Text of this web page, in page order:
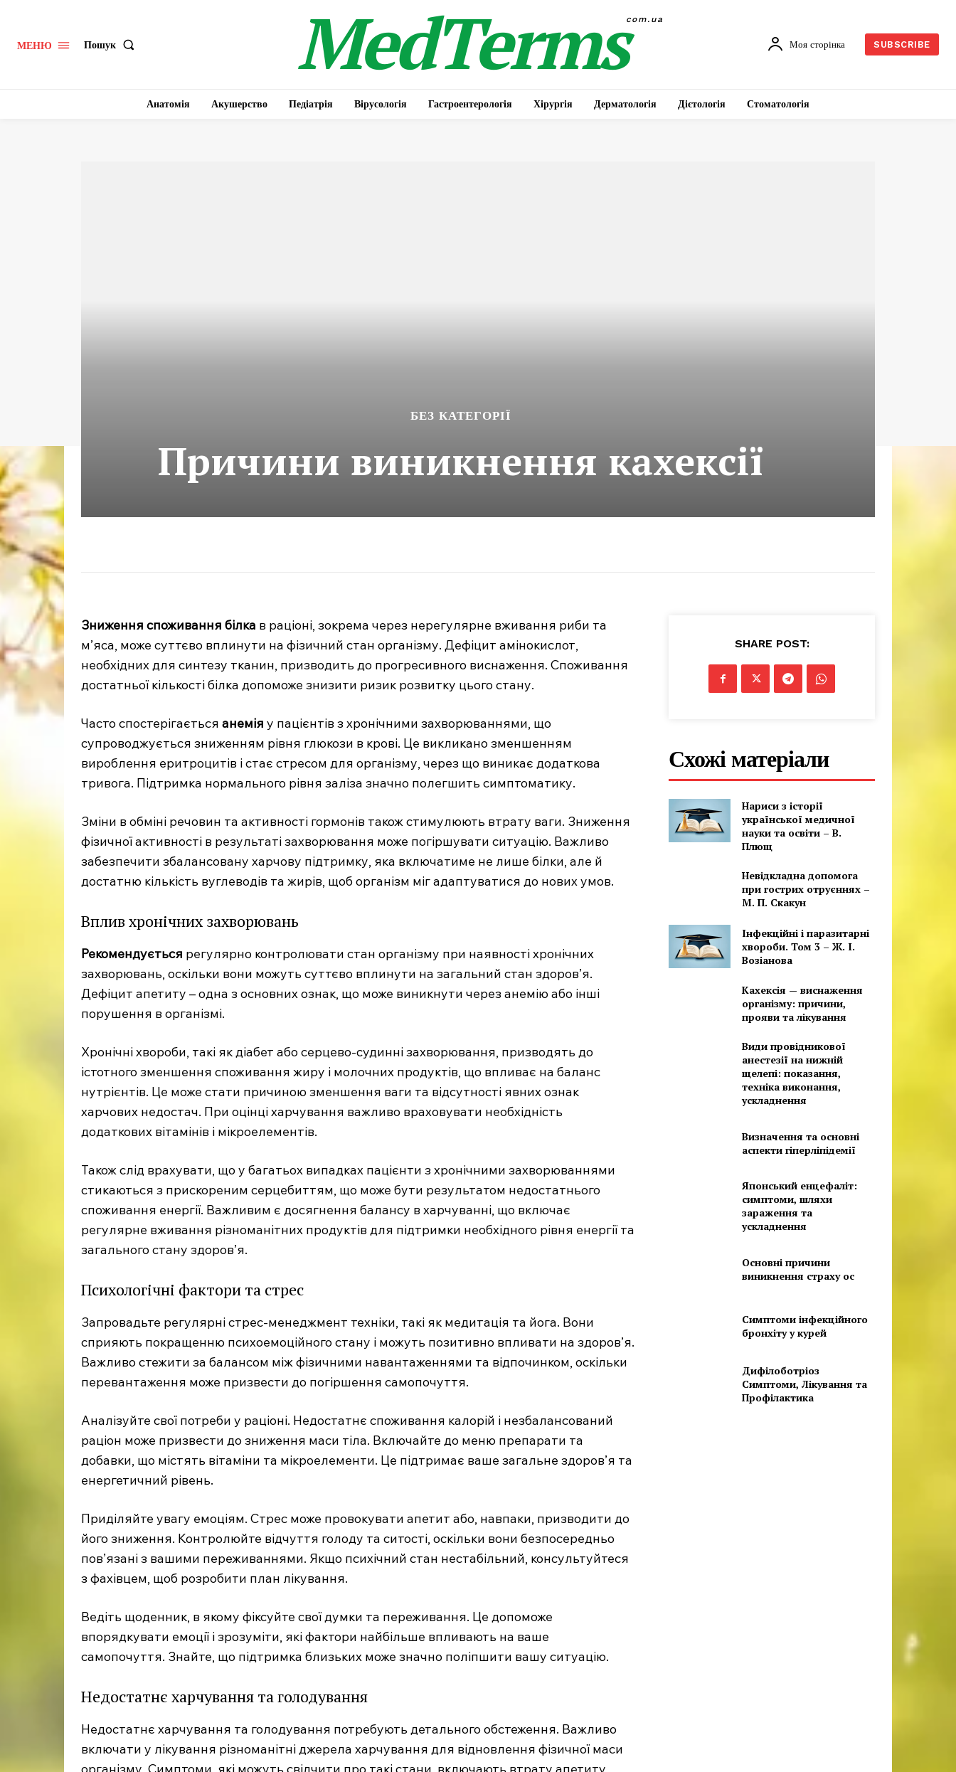
МЕНЮ Пошук MedTermscom.ua
Моя сторінка SUBSCRIBE
Анатомія Акушерство Педіатрія Вірусологія Гастроентерологія Хірургія Дерматологія Дієтологія Стоматологія
БЕЗ КАТЕГОРІЇ
Причини виникнення кахексії
Зниження споживання білка в раціоні, зокрема через нерегулярне вживання риби та
м’яса, може суттєво вплинути на фізичний стан організму. Дефіцит амінокислот,
необхідних для синтезу тканин, призводить до прогресивного виснаження. Споживання
достатньої кількості білка допоможе знизити ризик розвитку цього стану.
Часто спостерігається анемія у пацієнтів з хронічними захворюваннями, що
супроводжується зниженням рівня глюкози в крові. Це викликано зменшенням
вироблення еритроцитів і стає стресом для організму, через що виникає додаткова
тривога. Підтримка нормального рівня заліза значно полегшить симптоматику.
Зміни в обміні речовин та активності гормонів також стимулюють втрату ваги. Зниження
фізичної активності в результаті захворювання може погіршувати ситуацію. Важливо
забезпечити збалансовану харчову підтримку, яка включатиме не лише білки, але й
достатню кількість вуглеводів та жирів, щоб організм міг адаптуватися до нових умов.
Вплив хронічних захворювань
Рекомендується регулярно контролювати стан організму при наявності хронічних
захворювань, оскільки вони можуть суттєво вплинути на загальний стан здоров’я.
Дефіцит апетиту – одна з основних ознак, що може виникнути через анемію або інші
порушення в організмі.
Хронічні хвороби, такі як діабет або серцево-судинні захворювання, призводять до
істотного зменшення споживання жиру і молочних продуктів, що впливає на баланс
нутрієнтів. Це може стати причиною зменшення ваги та відсутності явних ознак
харчових недостач. При оцінці харчування важливо враховувати необхідність
додаткових вітамінів і мікроелементів.
Також слід врахувати, що у багатьох випадках пацієнти з хронічними захворюваннями
стикаються з прискореним серцебиттям, що може бути результатом недостатнього
споживання енергії. Важливим є досягнення балансу в харчуванні, що включає
регулярне вживання різноманітних продуктів для підтримки необхідного рівня енергії та
загального стану здоров’я.
Психологічні фактори та стрес
Запровадьте регулярні стрес-менеджмент техніки, такі як медитація та йога. Вони
сприяють покращенню психоемоційного стану і можуть позитивно впливати на здоров’я.
Важливо стежити за балансом між фізичними навантаженнями та відпочинком, оскільки
перевантаження може призвести до погіршення самопочуття.
Аналізуйте свої потреби у раціоні. Недостатнє споживання калорій і незбалансований
раціон може призвести до зниження маси тіла. Включайте до меню препарати та
добавки, що містять вітаміни та мікроелементи. Це підтримає ваше загальне здоров’я та
енергетичний рівень.
Приділяйте увагу емоціям. Стрес може провокувати апетит або, навпаки, призводити до
його зниження. Контролюйте відчуття голоду та ситості, оскільки вони безпосередньо
пов’язані з вашими переживаннями. Якщо психічний стан нестабільний, консультуйтеся
з фахівцем, щоб розробити план лікування.
Ведіть щоденник, в якому фіксуйте свої думки та переживання. Це допоможе
впорядкувати емоції і зрозуміти, які фактори найбільше впливають на ваше
самопочуття. Знайте, що підтримка близьких може значно поліпшити вашу ситуацію.
Недостатнє харчування та голодування
Недостатнє харчування та голодування потребують детального обстеження. Важливо
включати у лікування різноманітні джерела харчування для відновлення фізичної маси
SHARE POST:
Схожі матеріали
Нариси з історії
української медичної
науки та освіти – В.
Плющ
Невідкладна допомога
при гострих отруєннях –
М. П. Скакун
Інфекційні і паразитарні
хвороби. Том 3 – Ж. І.
Возіанова
Кахексія — виснаження
організму: причини,
прояви та лікування
Види провідникової
анестезії на нижній
щелепі: показання,
техніка виконання,
ускладнення
Визначення та основні
аспекти гіперліпідемії
Японський енцефаліт:
симптоми, шляхи
зараження та
ускладнення
Основні причини
виникнення страху ос
Симптоми інфекційного
бронхіту у курей
Дифілоботріоз
Симптоми, Лікування та
Профілактика